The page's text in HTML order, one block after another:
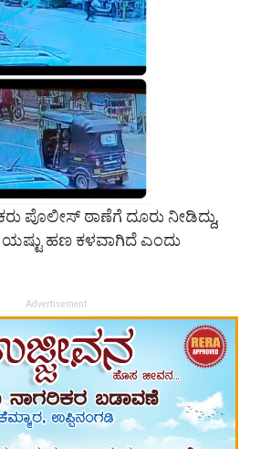
ಪೊಲೀಸ್ ಠಾಣೆಗೆ ದೂರು ನೀಡಿದ್ದು,
ಯಷ್ಟು ಹಣ ಕಳವಾಗಿದೆ ಎಂದು
Advertisement